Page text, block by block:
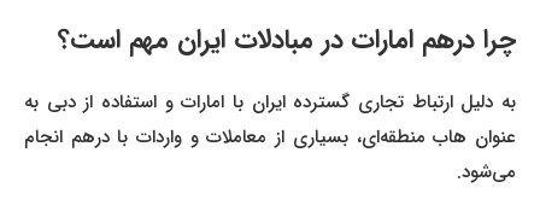
چرا درهم امارات در مبادلات ایران مهم است؟
به دلیل ارتباط تجاری گسترده ایران با امارات و استفاده از دبی به
عنوان هاب منطقه‌ای، بسیاری از معاملات و واردات با درهم انجام
می‌شود.